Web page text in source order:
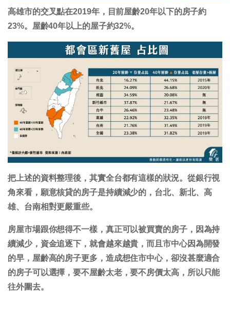
高雄市的交叉點在2019年，目前屋齡20年以下的房子約
23%。屋齡40年以上的屋子約32%。
把上述的資料整理後，其實全台都有這樣的狀況。從銀行視
角來看，願意核貸的房子是持續減少的，台北、新北、高
雄、台南相對更嚴重些。
房屋市場跟你想得不一樣，真正可以被買賣的房子，因為持
續減少，資金追逐下，就會越來越貴，而且市中心因為開發
的早，屋齡高的房子更多，造成想住市中心，卻沒甚麼適合
的房子可以選擇，要不屋齡太老，要不房價太高，所以只能
往外圍去。